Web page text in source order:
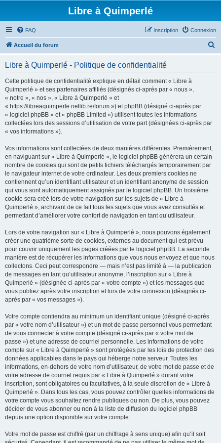
Libre à Quimperlé
FAQ Connexion
Inscription
Accueil du forum
Libre à Quimperlé - Politique de confidentialité
Cette politique de confidentialité explique en détail comment « Libre à
Quimperlé » et ses partenaires affiliés (désignés ci-après par « nous »,
« notre », « nos », « Libre à Quimperlé » et
« https://libreaquimperle.netlib.re/forum ») et phpBB (désigné ci-après par
« logiciel phpBB » et « phpBB Limited ») utilisent toutes les informations
collectées lors des sessions d’utilisation de votre part (désignées ci-après par
« vos informations »).
Vos informations sont collectées de deux manières différentes. Premièrement,
en naviguant sur « Libre à Quimperlé », le logiciel phpBB génèrera un certain
nombre de cookies qui sont de petits fichiers téléchargés temporairement par
le navigateur internet de votre ordinateur. Les deux premiers cookies ne
contiennent qu’un identifiant utilisateur et un identifiant anonyme de session
qui vous sont automatiquement assignés par le logiciel phpBB. Un troisième
cookie sera créé lors de votre navigation sur les sujets de « Libre à
Quimperlé », archivant de ce fait tous les sujets que vous avez consultés et
permettant d’améliorer votre confort de navigation en tant qu’utilisateur.
Lors de votre navigation sur « Libre à Quimperlé », nous pouvons également
créer une quatrième sorte de cookies, externes au document qui est prévu
pour couvrir uniquement les pages créées par le logiciel phpBB. La seconde
manière est de récupérer les informations que vous nous envoyez et que nous
collectons. Ceci peut correspondre — mais n’est pas limité à — la publication
de messages en tant qu’utilisateur anonyme, l’inscription sur « Libre à
Quimperlé » (désignée ci-après par « votre compte ») et les messages que
vous publiez après votre inscription et lors de votre connexion (désignés ci-
après par « vos messages »).
Votre compte contiendra au minimum un identifiant unique (désigné ci-après
par « votre nom d’utilisateur ») et un mot de passe personnel vous permettant
de vous connecter à votre compte (désigné ci-après par « votre mot de
passe ») et une adresse de courriel personnelle. Les informations de votre
compte sur « Libre à Quimperlé » sont protégées par les lois de protection des
données applicables dans le pays qui héberge notre serveur. Toutes les
informations, en-dehors de votre nom d’utilisateur, de votre mot de passe et de
votre adresse de courriel requis par « Libre à Quimperlé » durant votre
inscription, sont obligatoires ou facultatives, à la seule discrétion de « Libre à
Quimperlé ». Dans tous les cas, vous pouvez contrôler quelles informations de
votre compte vous souhaitez rendre publiques ou non. De plus, vous pouvez
décider de vous abonner ou non à la liste de diffusion du logiciel phpBB
depuis une option disponible sur votre compte.
Votre mot de passe est chiffré (par un chiffrage à sens unique) afin qu’il soit